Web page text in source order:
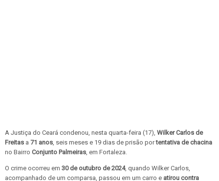
A Justiça do Ceará condenou, nesta quarta-feira (17), Wilker Carlos de
Freitas a 71 anos, seis meses e 19 dias de prisão portentativa de chacina
no Bairro Conjunto Palmeiras, em Fortaleza.
O crime ocorreu em 30 de outubro de 2024, quando Wilker Carlos,
acompanhado de um comparsa, passou em um carro e atirou contra